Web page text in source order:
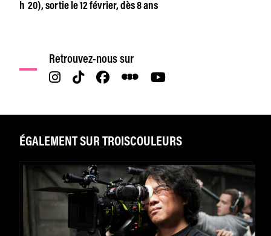
h 20), sortie le 12 février, dès 8 ans
Retrouvez-nous sur
ÉGALEMENT SUR TROISCOULEURS